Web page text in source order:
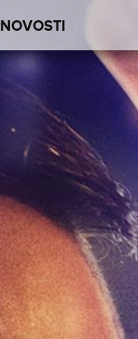
NOVOSTI